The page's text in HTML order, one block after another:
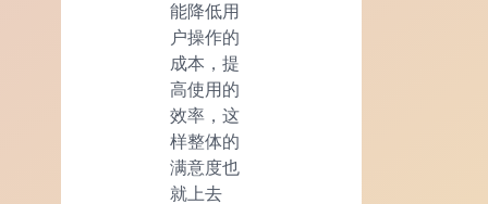
能降低用
户操作的
成本，提
高使用的
效率，这
样整体的
满意度也
就上去